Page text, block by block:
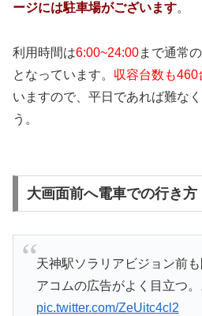
ージには駐車場がございます。
利用時間は6:00~24:00まで通常
となっています。 収容台数も460
いますので、平日であれば難な
う。
大画面前へ電車での行き方
天神駅ソラリアビジョン前も
アコムの広告がよく目立つ。
pic.twitter.com/ZeUitc4cl2